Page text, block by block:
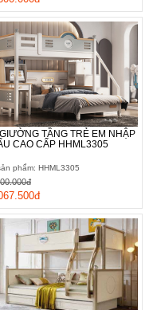
bé.
TẦNG TRẺ EM NHẬP
CAO CẤP HHML3305
phẩm: HHML3305